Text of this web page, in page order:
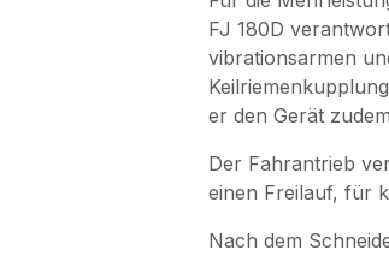
FJ 180D
vibrationsarmen
er den Gerät
Der Fahrantrieb
einen Freilauf, für
Nach dem